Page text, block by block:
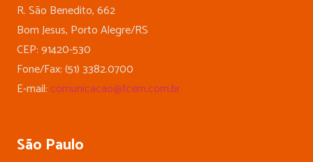
R. São Benedito, 662
Bom Jesus, Porto Alegre/RS
CEP: 91420-530
Fone/Fax: (51) 3382.0700
E-mail: comunicacao@fcem.com.br
São Paulo